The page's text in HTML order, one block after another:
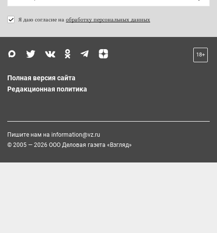
Я даю согласие на обработку персональных данных
18+
Полная версия сайта
Редакционная политика
Пишите нам на information@vz.ru
© 2005 — 2026 ООО Деловая газета «Взгляд»